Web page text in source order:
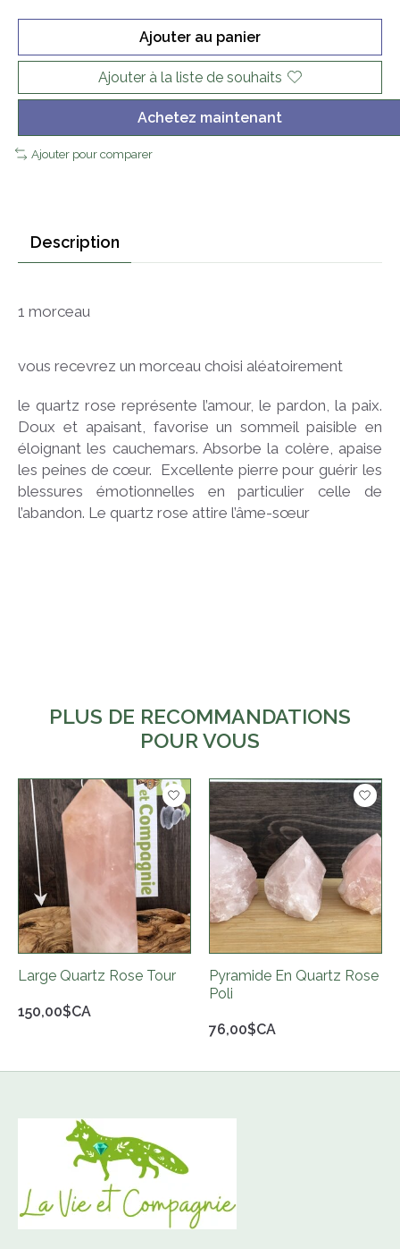
Ajouter au panier
Ajouter à la liste de souhaits
Achetez maintenant
Ajouter pour comparer
Description
1 morceau
vous recevrez un morceau choisi aléatoirement
le quartz rose représente l’amour, le pardon, la paix.
Doux et apaisant, favorise un sommeil paisible en
éloignant les cauchemars. Absorbe la colère, apaise
les peines de cœur. Excellente pierre pour guérir les
blessures émotionnelles en particulier celle de
l’abandon. Le quartz rose attire l’âme-sœur
PLUS DE RECOMMANDATIONS
POUR VOUS
Articles du carrousel de produits
150,00$CA
Large Quartz Rose Tour
76,00$CA
Pyramide En Quartz Rose
Poli